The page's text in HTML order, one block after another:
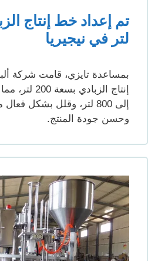
لتر في نيجيريا
بمساعدة تايزي، قامت شركة
إنتاج الزبادي بسعة
إلى 800 لتر، وقلل بشكل فعال
وحسن جودة المنتج.